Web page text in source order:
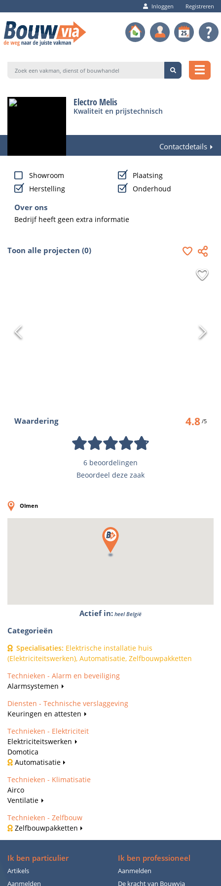
Inloggen Registreren
Electro Melis
Kwaliteit en prijstechnisch
Contactdetails
Showroom
Plaatsing
Herstelling
Onderhoud
Over ons
Bedrijf heeft geen extra informatie
Toon alle projecten (0)
Waardering 4.8 /5
6 beoordelingen
Beoordeel deze zaak
Olmen
Actief in: heel België
Categorieën
Specialisaties: Elektrische installatie huis
(Elektriciteitswerken), Automatisatie, Zelfbouwpakketten
Technieken - Alarm en beveiliging
Alarmsystemen
Diensten - Technische verslaggeving
Keuringen en attesten
Technieken - Elektriciteit
Elektriciteitswerken
Domotica
Automatisatie
Technieken - Klimatisatie
Airco
Ventilatie
Technieken - Zelfbouw
Zelfbouwpakketten
Ik ben particulier
Artikels
Aanmelden
Ik ben professioneel
Aanmelden
De kracht van Bouwvia